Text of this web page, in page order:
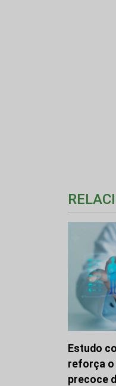
Estudo
reforça o
precoce